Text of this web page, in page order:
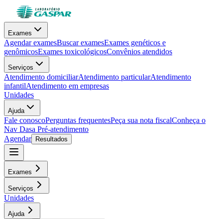
Exames
Agendar examesBuscar examesExames genéticos e
genômicosExames toxicológicosConvênios atendidos
Serviços
Atendimento domiciliarAtendimento particularAtendimento
infantilAtendimento em empresas
Unidades
Ajuda
Fale conoscoPerguntas frequentesPeça sua nota fiscalConheça o
Nav Dasa Pré-atendimento
Agendar
Resultados
Exames
Serviços
Unidades
Ajuda